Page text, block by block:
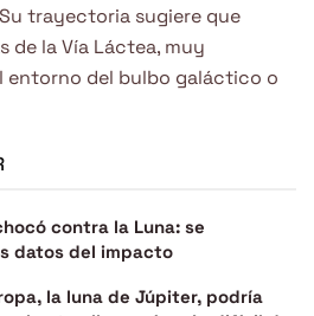
trayectoria sugiere que
de la Vía Láctea, muy
entorno del bulbo galáctico o
contra la Luna: se
datos del impacto
la luna de Júpiter, podría